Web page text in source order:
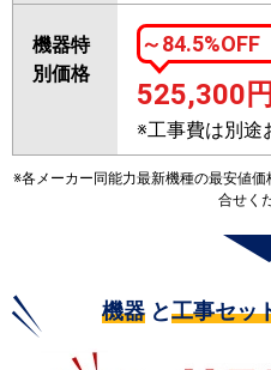
機器特
別価格
～84.5%OFF
525,300 円
※工事費は別途
※各メーカー同能力最新機種の最安値
合せく
機器 と工事セッ